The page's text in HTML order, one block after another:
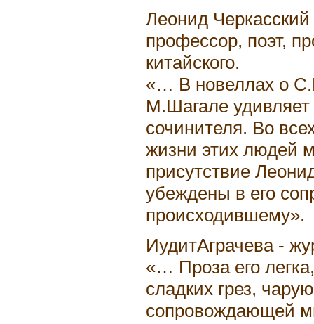
Леонид
профессор, поэт,
китайского.
«… В новеллах о
М.Шагале удивляет
сочинителя. Во
жизни этих людей
присутствие
убеждены в его
происходившему».
ИудитАграчева -
«… Проза его
сладких грез,
сопровождающей